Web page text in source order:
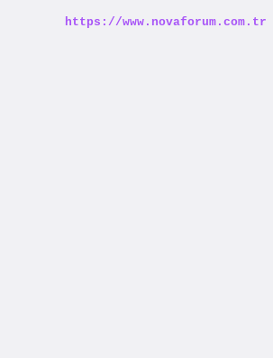
https://www.novaforum.com.tr